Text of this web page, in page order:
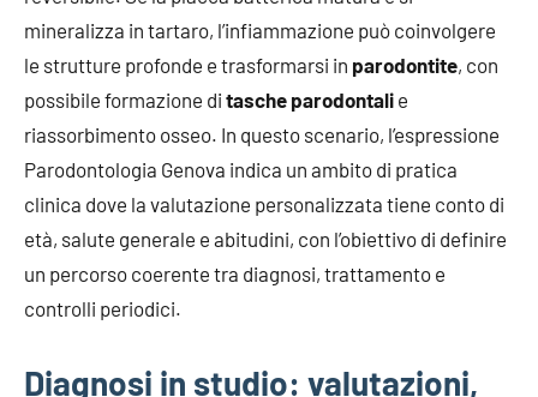
mineralizza in tartaro, l’infiammazione può coinvolgere
le strutture profonde e trasformarsi in parodontite, con
possibile formazione di tasche parodontali e
riassorbimento osseo. In questo scenario, l’espressione
Parodontologia Genova indica un ambito di pratica
clinica dove la valutazione personalizzata tiene conto di
età, salute generale e abitudini, con l’obiettivo di definire
un percorso coerente tra diagnosi, trattamento e
controlli periodici.
Diagnosi in studio: valutazioni,